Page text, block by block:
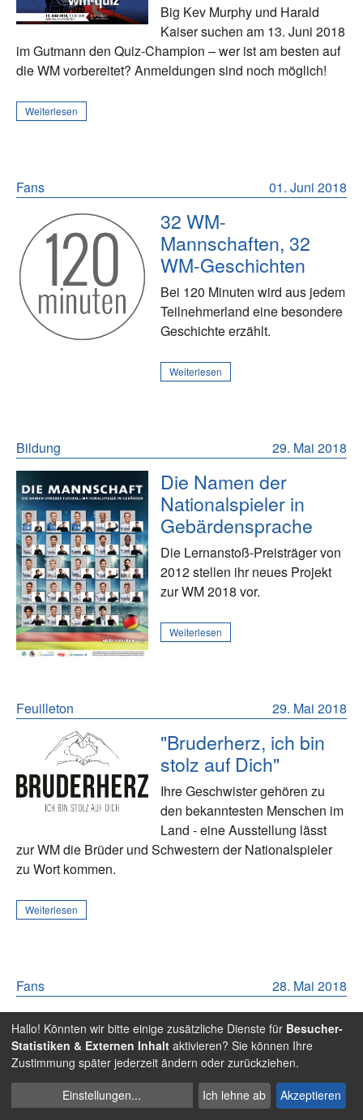
Big Kev Murphy und Harald
Kaiser suchen am 13. Juni 2018
im Gutmann den Quiz-Champion – wer ist am besten auf
die WM vorbereitet? Anmeldungen sind noch möglich!
Weiterlesen
01. Juni 2018
Fans
32 WM-
Mannschaften, 32
WM-Geschichten
Bei 120 Minuten wird aus jedem
Teilnehmerland eine besondere
Geschichte erzählt.
Weiterlesen
29. Mai 2018
Bildung
Die Namen der
Nationalspieler in
Gebärdensprache
Die Lernanstoß-Preisträger von
2012 stellen ihr neues Projekt
zur WM 2018 vor.
Weiterlesen
29. Mai 2018
Feuilleton
"Bruderherz, ich bin
stolz auf Dich"
Ihre Geschwister gehören zu
den bekanntesten Menschen im
Land - eine Ausstellung lässt
zur WM die Brüder und Schwestern der Nationalspieler
zu Wort kommen.
Weiterlesen
28. Mai 2018
Fans
"Reiseführer" für die
Weltmeisterschaft
erschienen
Russlandreise angesagt? Die
DFB-Kulturstiftung hat mit
Cookies
verwalten
Hallo! Könnten wir bitte einige zusätzliche Dienste für Besucher-
Statistiken & Externen Inhalt aktivieren? Sie können Ihre
Zustimmung später jederzeit ändern oder zurückziehen.
Einstellungen... Ich lehne ab Akzeptieren